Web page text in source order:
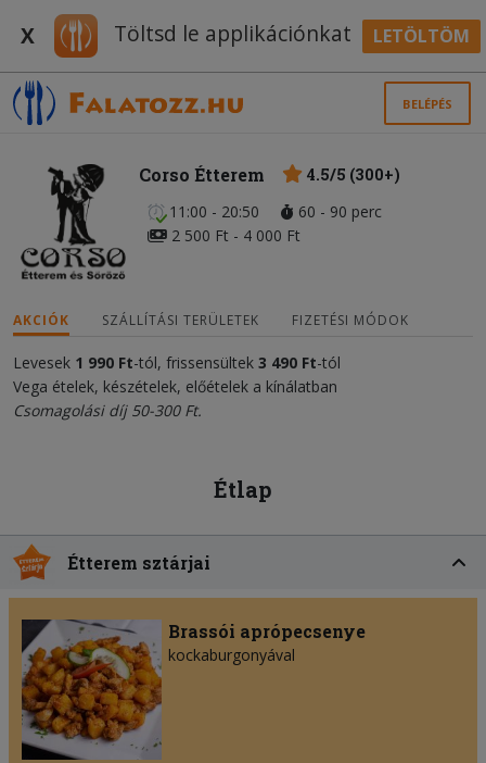
X Töltsd le applikációnkat LETÖLTÖM
BELÉPÉS
Corso Étterem
4.5/5 (300+)
11:00 - 20:50
60 - 90 perc
2 500 Ft - 4 000 Ft
AKCIÓK SZÁLLÍTÁSI TERÜLETEK FIZETÉSI MÓDOK
Levesek 1 990 Ft-tól, frissensültek 3 490 Ft-tól
Vega ételek, készételek, előételek a kínálatban
Csomagolási díj 50-300 Ft.
Étlap
Étterem sztárjai
Brassói aprópecsenye
kockaburgonyával